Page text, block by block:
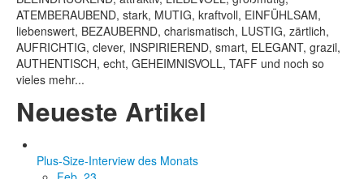
ATEMBERAUBEND, stark, MUTIG, kraftvoll, EINFÜHLSAM,
liebenswert, BEZAUBERND, charismatisch, LUSTIG, zärtlich,
AUFRICHTIG, clever, INSPIRIEREND, smart, ELEGANT, grazil,
AUTHENTISCH, echt, GEHEIMNISVOLL, TAFF und noch so
vieles mehr...
Neueste Artikel
Plus-Size-Interview des Monats